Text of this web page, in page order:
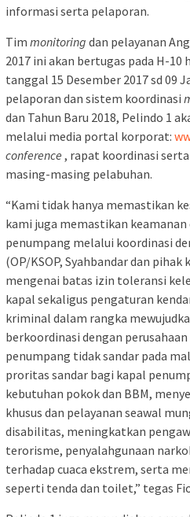
informasi serta pelaporan.
Tim monitoring dan pelayanan
2017 ini akan bertugas pada H-10
tanggal 15 Desember 2017 sd 09
pelaporan dan sistem koordinasi
dan Tahun Baru 2018, Pelindo 1
melalui media portal korporat:
conference , rapat koordinasi
masing-masing pelabuhan.
“Kami tidak hanya memastikan
kami juga memastikan
penumpang melalui koordinasi
(OP/KSOP, Syahbandar dan
mengenai batas izin toleransi
kapal sekaligus pengaturan
kriminal dalam rangka
berkoordinasi dengan
penumpang tidak sandar pada
proritas sandar bagi kapal
kebutuhan pokok dan BBM,
khusus dan pelayanan seawal
disabilitas, meningkatkan
terorisme, penyalahgunaan
terhadap cuaca ekstrem, serta
seperti tenda dan toilet,” tegas